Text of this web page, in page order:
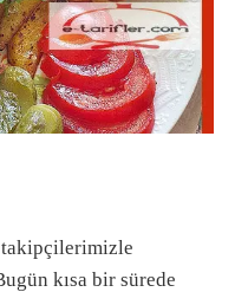
kısa bir sürede